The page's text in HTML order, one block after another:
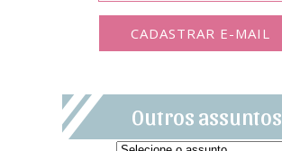
Outros assuntos